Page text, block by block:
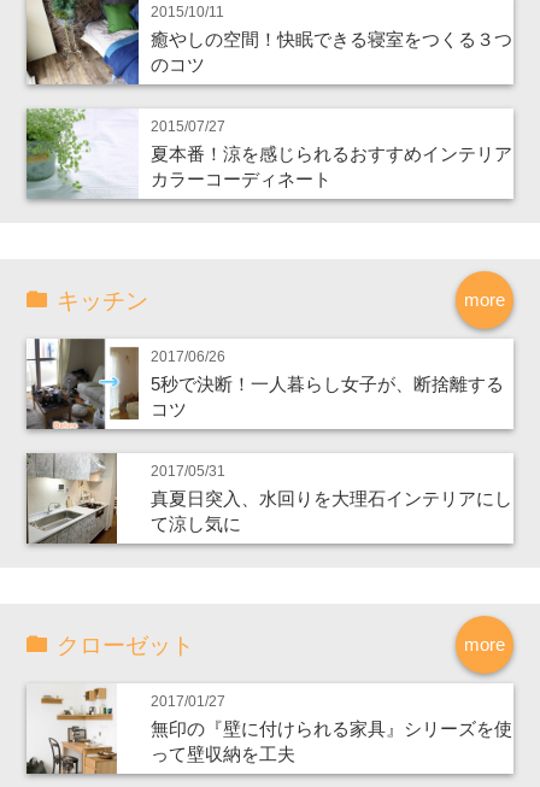
2015/10/11
癒やしの空間！快眠できる寝室をつくる３つ
のコツ
2015/07/27
夏本番！涼を感じられるおすすめインテリア
カラーコーディネート
more
キッチン
2017/06/26
5秒で決断！一人暮らし女子が、断捨離する
コツ
2017/05/31
真夏日突入、水回りを大理石インテリアにし
て涼し気に
more
クローゼット
2017/01/27
無印の『壁に付けられる家具』シリーズを使
って壁収納を工夫